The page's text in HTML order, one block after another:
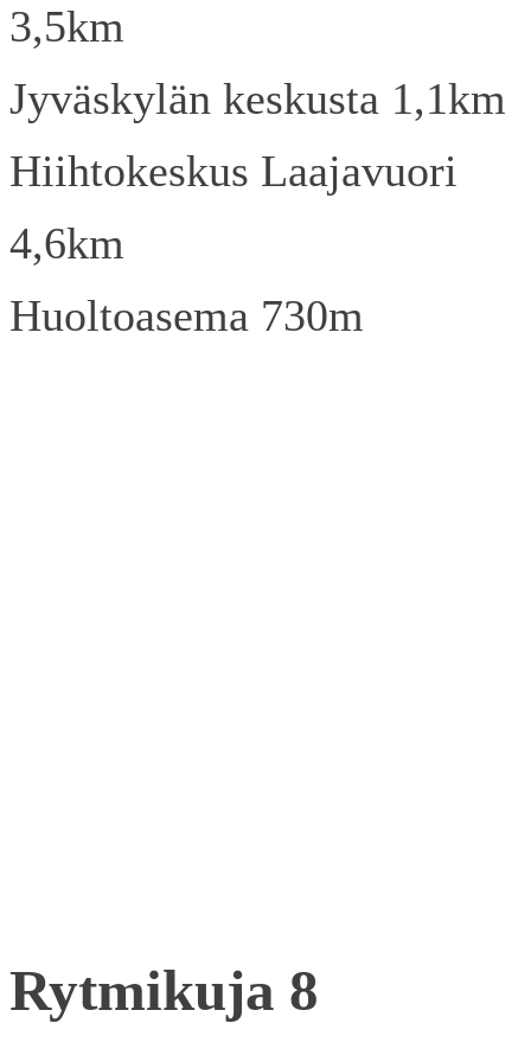
3,5km
Jyväskylän keskusta 1,1km
Hiihtokeskus Laajavuori
4,6km
Huoltoasema 730m
Rytmikuja 8